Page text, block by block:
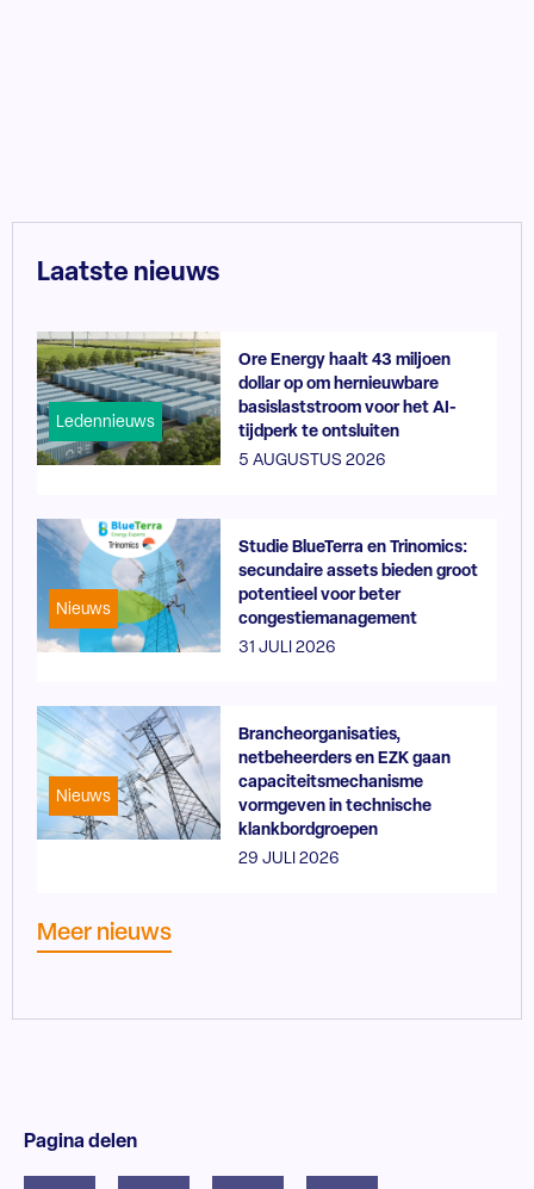
Laatste nieuws
Ledennieuws
Ore Energy haalt 43 miljoen
dollar op om hernieuwbare
basislaststroom voor het AI-
tijdperk te ontsluiten
5 AUGUSTUS 2026
Nieuws
Studie BlueTerra en Trinomics:
secundaire assets bieden groot
potentieel voor beter
congestiemanagement
31 JULI 2026
Nieuws
Brancheorganisaties,
netbeheerders en EZK gaan
capaciteitsmechanisme
vormgeven in technische
klankbordgroepen
29 JULI 2026
Meer nieuws
Pagina delen